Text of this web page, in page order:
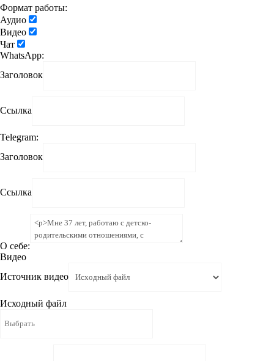
Формат работы:
Аудио
Видео
Чат
WhatsApp:
Заголовок
Ссылка
Telegram:
Заголовок
Ссылка
О себе:
Видео
Источник видео
Исходный файл